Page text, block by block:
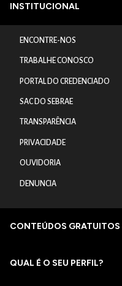
INSTITUCIONAL
ENCONTRE-NOS
TRABALHE CONOSCO
PORTAL DO CREDENCIADO
SAC DO SEBRAE
TRANSPARÊNCIA
PRIVACIDADE
OUVIDORIA
DENUNCIA
CONTEÚDOS GRATUITOS
QUAL É O SEU PERFIL?